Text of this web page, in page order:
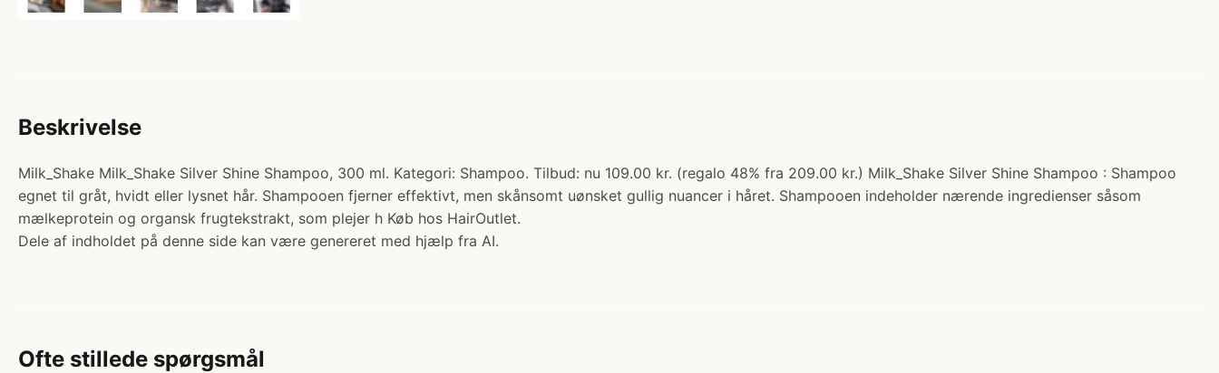
Beskrivelse
Milk_Shake Milk_Shake Silver Shine Shampoo, 300 ml. Kategori: Shampoo. Tilbud: nu 109.00 kr. (regalo 48% fra 209.00 kr.) Milk_Shake Silver Shine Shampoo : Shampoo
egnet til gråt, hvidt eller lysnet hår. Shampooen fjerner effektivt, men skånsomt uønsket gullig nuancer i håret. Shampooen indeholder nærende ingredienser såsom
mælkeprotein og organsk frugtekstrakt, som plejer h Køb hos HairOutlet.
Dele af indholdet på denne side kan være genereret med hjælp fra AI.
Ofte stillede spørgsmål